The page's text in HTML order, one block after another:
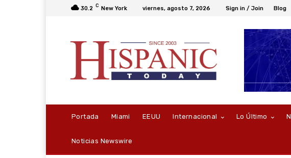
30.2 C New York viernes, agosto 7, 2026 Sign in / Join Blog
Portada Miami EEUU Internacional Lo Último
Noticias Newswire